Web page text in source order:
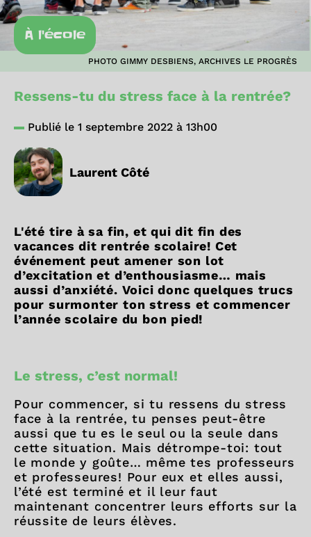
À l'école
PHOTO GIMMY DESBIENS, ARCHIVES LE PROGRÈS
Ressens-tu du stress face à la rentrée?
Publié le 1 septembre 2022 à 13h00
Laurent Côté
L'été tire à sa fin, et qui dit fin des
vacances dit rentrée scolaire! Cet
événement peut amener son lot
d’excitation et d’enthousiasme… mais
aussi d’anxiété. Voici donc quelques trucs
pour surmonter ton stress et commencer
l’année scolaire du bon pied!
Le stress, c’est normal!
Pour commencer, si tu ressens du stress
face à la rentrée, tu penses peut-être
aussi que tu es le seul ou la seule dans
cette situation. Mais détrompe-toi: tout
le monde y goûte… même tes professeurs
et professeures! Pour eux et elles aussi,
l’été est terminé et il leur faut
maintenant concentrer leurs efforts sur la
réussite de leurs élèves.